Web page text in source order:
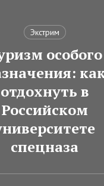
Экстрим
особого
отдохнуть в
Российском
спецназа